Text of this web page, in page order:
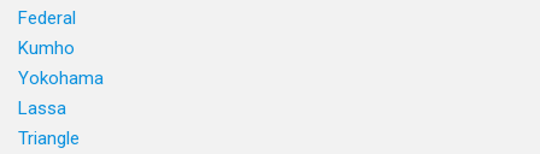
Federal
Kumho
Yokohama
Lassa
Triangle